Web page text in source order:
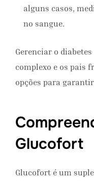
alguns casos,
no sangue.
Gerenciar o
complexo e os pais
opções para
Glucofort
Glucofort é um